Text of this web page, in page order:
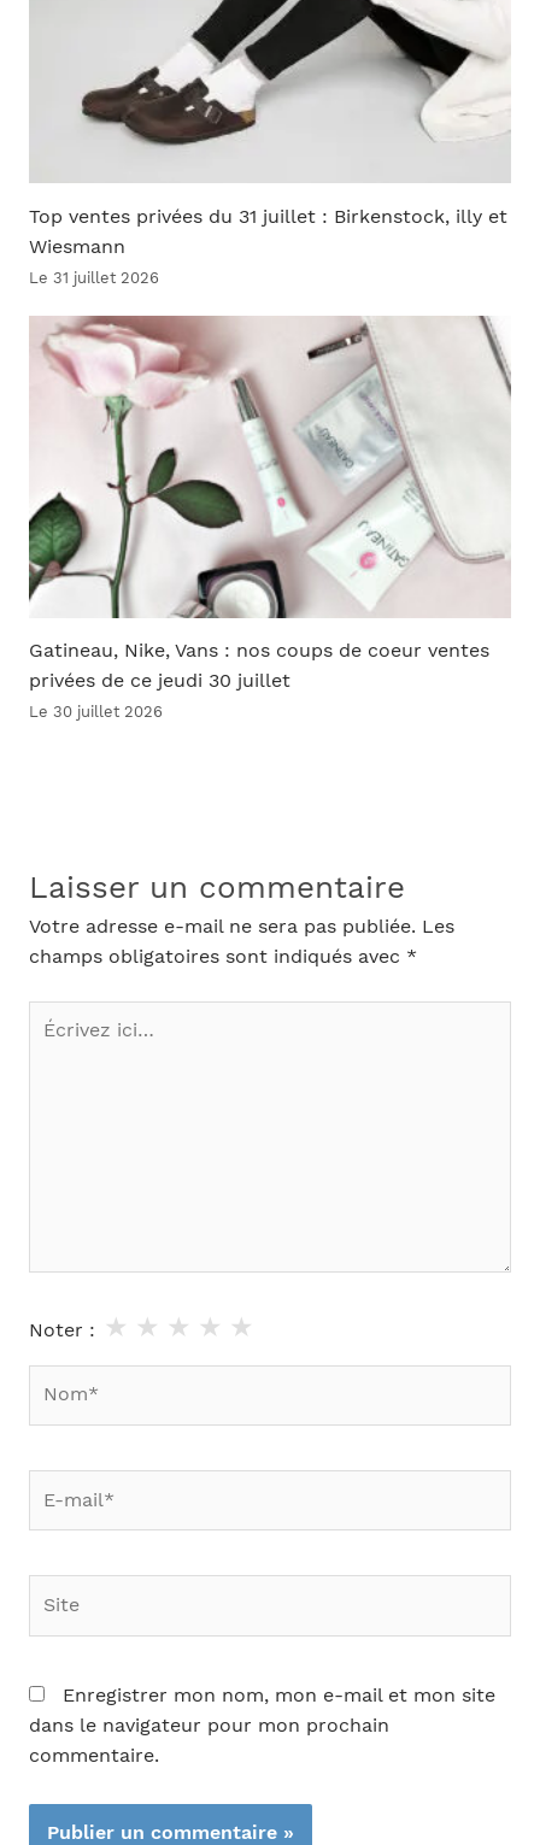
Top ventes privées du 31 juillet : Birkenstock, illy et
Wiesmann
Le 31 juillet 2026
Gatineau, Nike, Vans : nos coups de coeur ventes
privées de ce jeudi 30 juillet
Le 30 juillet 2026
Laisser un commentaire
Votre adresse e-mail ne sera pas publiée. Les
champs obligatoires sont indiqués avec *
Écrivez
Noter : ★
★
★
★
★
mail*
Enregistrer mon nom, mon e-mail et mon site
dans le navigateur pour mon prochain
commentaire.